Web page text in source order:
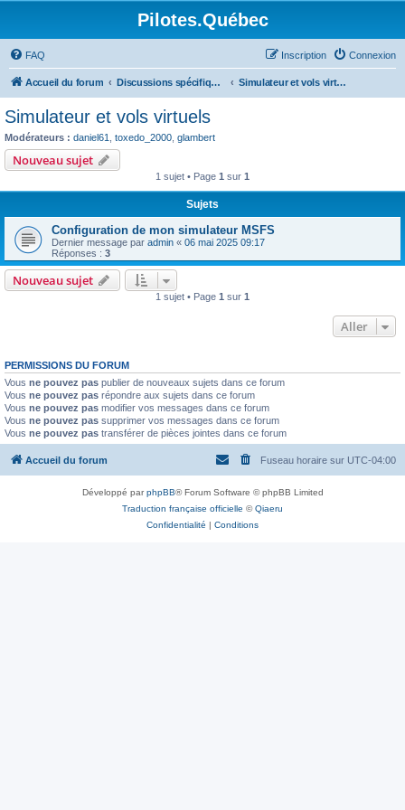
Pilotes.Québec
FAQ Connexion
Inscription
Accueil du forum Discussions spécifiques et techniques Simulateur et vols virtuels
Simulateur et vols virtuels
Modérateurs : daniel61 toxedo_2000 glambert
Nouveau sujet
1 sujet • Page 1 sur 1
Sujets
Configuration de mon simulateur MSFS
Dernier message par admin « 06 mai 2025 09:17
Réponses : 3
Nouveau sujet
1 sujet • Page 1 sur 1
Aller
PERMISSIONS DU FORUM
Vous ne pouvez pas publier de nouveaux sujets dans ce forum
Vous ne pouvez pas répondre aux sujets dans ce forum
Vous ne pouvez pas modifier vos messages dans ce forum
Vous ne pouvez pas supprimer vos messages dans ce forum
Vous ne pouvez pas transférer de pièces jointes dans ce forum
Accueil du forum Fuseau horaire sur UTC-04:00
Développé parphpBB® Forum Software © phpBB Limited
Traduction française officielle ©Qiaeru
Confidentialité | Conditions